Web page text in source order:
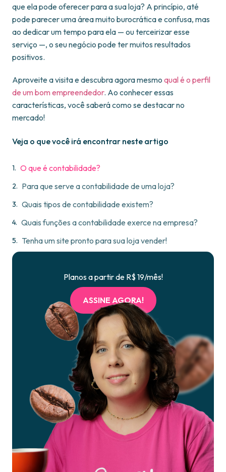
que ela pode oferecer para a sua loja? A princípio, até
pode parecer uma área muito burocrática e confusa, mas
ao dedicar um tempo para ela — ou terceirizar esse
serviço —, o seu negócio pode ter muitos resultados
positivos.
Aproveite a visita e descubra agora mesmo qual é o perfil
de um bom empreendedor. Ao conhecer essas
características, você saberá como se destacar no
mercado!
Veja o que você irá encontrar neste artigo
O que é contabilidade?
Para que serve a contabilidade de uma loja?
Quais tipos de contabilidade existem?
Quais funções a contabilidade exerce na empresa?
Tenha um site pronto para sua loja vender!
Planos a partir de R$ 19/mês!
ASSINE AGORA!